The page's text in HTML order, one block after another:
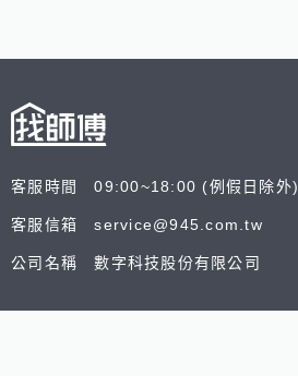
客服時間 09:00~18:00 (例假日除外)
客服信箱 service@945.com.tw
公司名稱 數字科技股份有限公司